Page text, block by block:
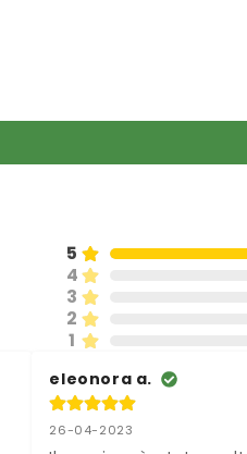
5
4
3
2
1
eleonora a.
26-04-2023